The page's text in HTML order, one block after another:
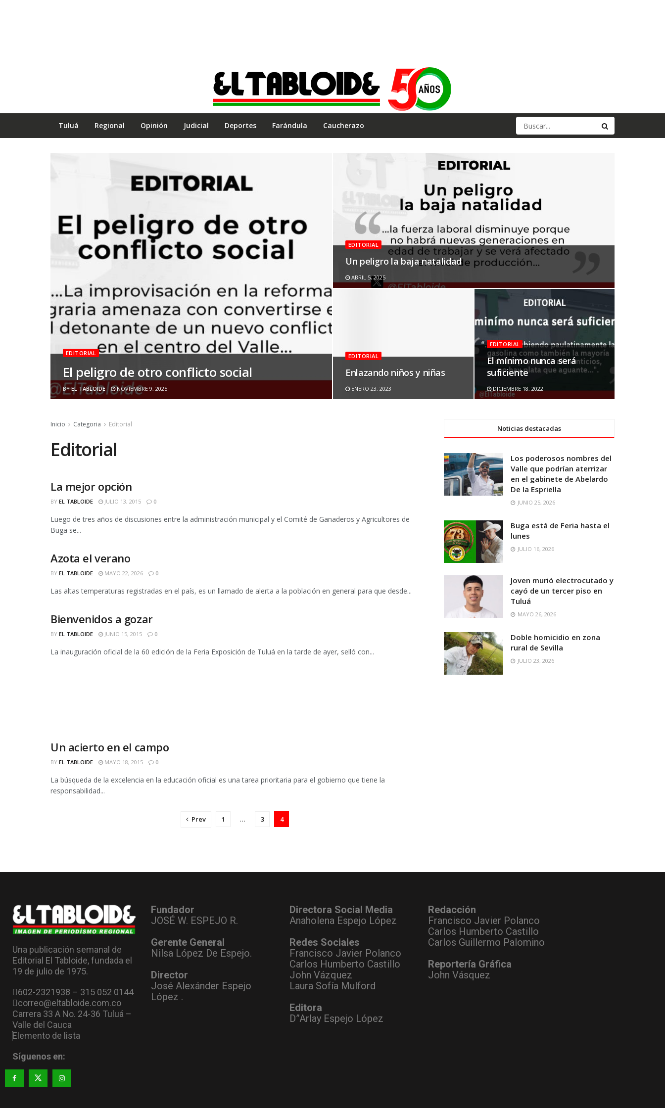
Tuluá Regional Opinión Judicial Deportes Farándula Caucherazo
EDITORIAL
El peligro de otro conflicto social
BY EL TABLOIDE NOVIEMBRE 9, 2025
EDITORIAL
Un peligro la baja natalidad
ABRIL 5, 2025
EDITORIAL
Enlazando niños y niñas
ENERO 23, 2023
EDITORIAL
El mínimo nunca será
suficiente
DICIEMBRE 18, 2022
Inicio Categoria Editorial
Editorial
EDITORIAL
La mejor opción
BY EL TABLOIDE JULIO 13, 2015 0
Luego de tres años de discusiones entre la administración municipal y el Comité de Ganaderos y Agricultores de
Buga se...
EDITORIAL
Azota el verano
BY EL TABLOIDE MAYO 22, 2026 0
Las altas temperaturas registradas en el país, es un llamado de alerta a la población en general para que desde...
EDITORIAL
Bienvenidos a gozar
BY EL TABLOIDE JUNIO 15, 2015 0
La inauguración oficial de la 60 edición de la Feria Exposición de Tuluá en la tarde de ayer, selló con...
EDITORIAL
Un acierto en el campo
BY EL TABLOIDE MAYO 18, 2015 0
La búsqueda de la excelencia en la educación oficial es una tarea prioritaria para el gobierno que tiene la
responsabilidad...
Prev 1 … 3 4
Noticias destacadas
Los poderosos nombres del
Valle que podrían aterrizar
en el gabinete de Abelardo
De la Espriella
JUNIO 25, 2026
Buga está de Feria hasta el
lunes
JULIO 16, 2026
Joven murió electrocutado y
cayó de un tercer piso en
Tuluá
MAYO 26, 2026
Doble homicidio en zona
rural de Sevilla
JULIO 23, 2026
Una publicación semanal de
Editorial El Tabloide, fundada el
19 de julio de 1975.
602-2321938 – 315 052 0144
correo@eltabloide.com.co
Carrera 33 A No. 24-36 Tuluá –
Valle del Cauca
Elemento de lista
Síguenos en:
Fundador
JOSÉ W. ESPEJO R.
Gerente General
Nilsa López De Espejo.
Director
José Alexánder Espejo
López .
Directora Social Media
Anaholena Espejo López
Redes Sociales
Francisco Javier Polanco
Carlos Humberto Castillo
John Vázquez
Laura Sofía Mulford
Editora
D”Arlay Espejo López
Redacción
Francisco Javier Polanco
Carlos Humberto Castillo
Carlos Guillermo Palomino
Reportería Gráfica
John Vásquez